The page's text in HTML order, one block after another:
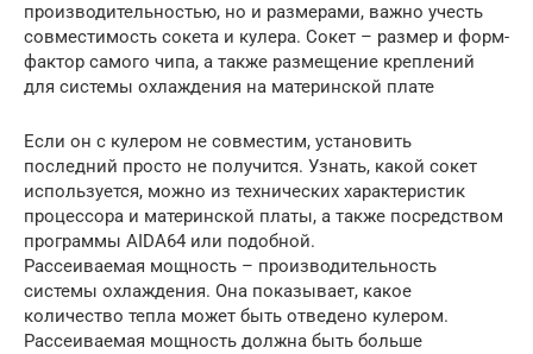
производительностью, но и размерами, важно учесть
совместимость сокета и кулера. Сокет – размер и форм-
фактор самого чипа, а также размещение креплений
для системы охлаждения на материнской плате
Если он с кулером не совместим, установить
последний просто не получится. Узнать, какой сокет
используется, можно из технических характеристик
процессора и материнской платы, а также посредством
программы AIDA64 или подобной.
Рассеиваемая мощность – производительность
системы охлаждения. Она показывает, какое
количество тепла может быть отведено кулером.
Рассеиваемая мощность должна быть больше